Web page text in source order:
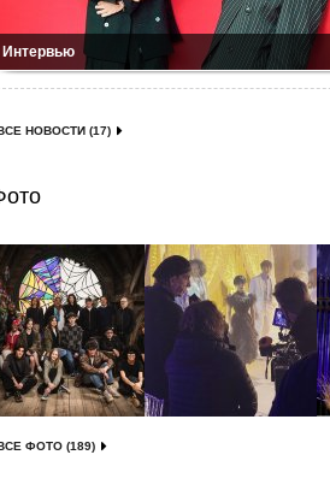
Интервью
НОВОСТИ (17)
ФОТО (189)